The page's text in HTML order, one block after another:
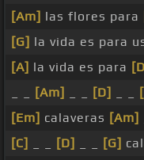
[Am] las flores para
[G] la vida es para
[A] la vida es para
[Am] [D]
[Em] calaveras [Am]
[C]
[D] [G]